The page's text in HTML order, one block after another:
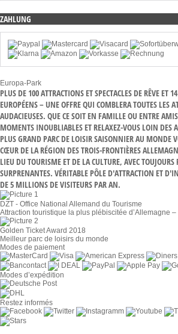
ZAHLUNG
Europa-Park
PLUS DE 100 ATTRACTIONS ET SPECTACLES DE RÊVE ET
EUROPÉENS – UNE OFFRE QUI COMBLERA TOUTES LES
AUDACIEUSES. QUE CE SOIT EN FAMILLE OU ENTRE
MOMENTS INOUBLIABLES ET RELAXEZ-VOUS LOIN DES
PLUS GRAND PARC DE LOISIR SAISONNIER AU MONDE
CŒUR DE LA RÉGION DES TROIS-FRONTIÈRES
LIEU DU TOURISME ET DE LA CULTURE, AVEC
SURPRENANTES. VÉRITABLE PÔLE D'ATTRACTION ET
DE 5 MILLIONS DE VISITEURS PAR AN.
DZT - Office National Allemand du Tourisme
Attraction touristique la plus plébiscitée d’Allemagne
Golden Ticket Award 2018
Meilleur parc de loisirs du monde
Modes de paiement
Modes d’expédition
Restez informés